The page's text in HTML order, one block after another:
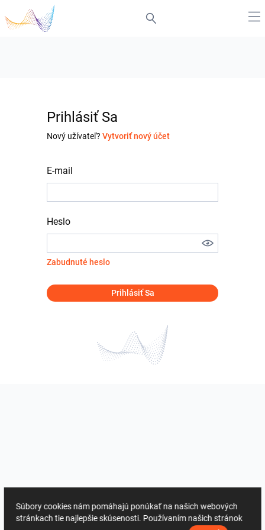
Prihlásiť Sa
Nový užívateľ? Vytvoriť nový účet
E-mail
Heslo
Zabudnuté heslo
Prihlásiť Sa
Súbory cookies nám pomáhajú ponúkať na našich webových
stránkach tie najlepšie skúsenosti. Používaním našich stránok